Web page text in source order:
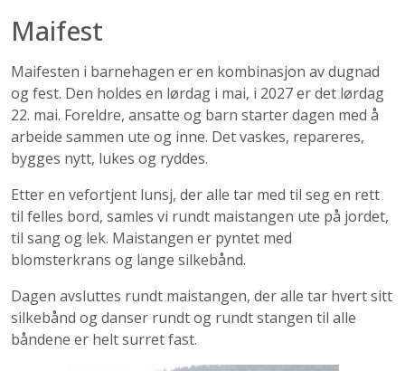
Maifest
Maifesten i barnehagen er en kombinasjon av dugnad
og fest. Den holdes en lørdag i mai, i 2027 er det lørdag
22. mai. Foreldre, ansatte og barn starter dagen med å
arbeide sammen ute og inne. Det vaskes, repareres,
bygges nytt, lukes og ryddes.
Etter en vefortjent lunsj, der alle tar med til seg en rett
til felles bord, samles vi rundt maistangen ute på jordet,
til sang og lek. Maistangen er pyntet med
blomsterkrans og lange silkebånd.
Dagen avsluttes rundt maistangen, der alle tar hvert sitt
silkebånd og danser rundt og rundt stangen til alle
båndene er helt surret fast.